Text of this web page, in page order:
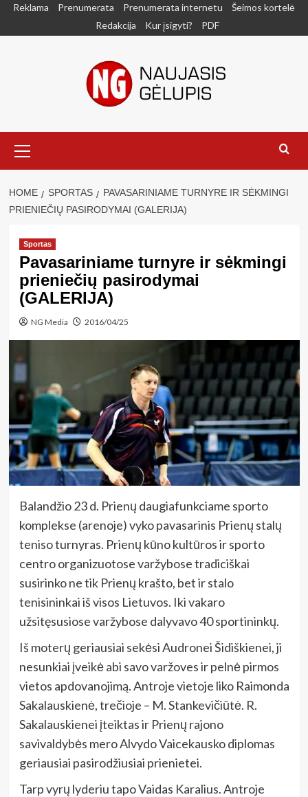
SkipReklama Prenumerata Prenumerata internetu
Šeimos kortelė
Redakcija
Kur įsigyti? PDF
Menu
HOME SPORTAS
PAVASARINIAME TURNYRE IR SĖKMINGI
PRIENIEČIŲ PASIRODYMAI (GALERIJA)
Sportas
Pavasariniame turnyre ir sėkmingi
prieniečių pasirodymai
(GALERIJA)
NG Media 2016/04/25
Balandžio 23 d. Prienų daugiafunkciame sporto
komplekse (arenoje) vyko pavasarinis Prienų stalų
teniso turnyras. Prienų kūno kultūros ir sporto
centro organizuotose varžybose tradiciškai
susirinko ne tik Prienų krašto, bet ir stalo
tenisininkai iš visos Lietuvos. Iki vakaro
užsitęsusiose varžybose dalyvavo 40 sportininkų.
Iš moterų geriausiai sekėsi Audronei Šidiškienei, ji
nesunkiai įveikė abi savo varžoves ir pelnė pirmos
vietos apdovanojimą. Antroje vietoje liko Raimonda
Sakalauskienė, trečioje – M. Stankevičiūtė. R.
Sakalauskienei įteiktas ir Prienų rajono
savivaldybės mero Alvydo Vaicekausko diplomas
geriausiai pasirodžiusiai prienietei.
Tarp vyrų lyderiu tapo Vaidas Karalius. Antroje